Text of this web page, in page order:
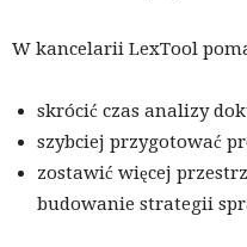
W kancelarii LexTool
skrócić czas analizy
szybciej przygotować
zostawić więcej
budowanie strategii